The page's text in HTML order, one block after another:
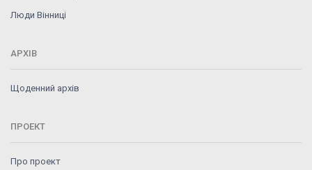
Люди Вінниці
АРХІВ
Щоденний архів
ПРОЕКТ
Про проект